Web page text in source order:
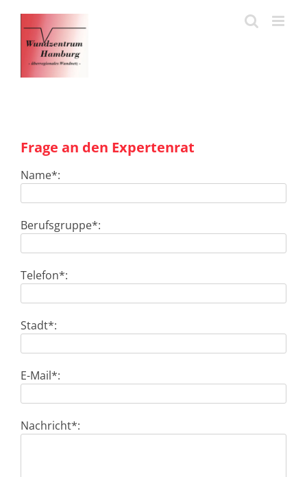
Inhalt
springen
Frage an den Expertenrat
Name*:
Berufsgruppe*:
Telefon*:
Stadt*:
E-Mail*:
Nachricht*: